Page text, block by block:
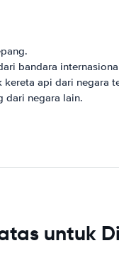
bandara
kereta api dari negara
dari negara lain.
untuk